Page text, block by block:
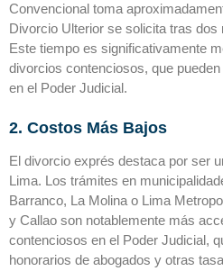
Convencional toma
Divorcio Ulterior se solicita tras
Este tiempo es significativamente
divorcios contenciosos, que
en el Poder Judicial.
2. Costos Más Bajos
El divorcio exprés destaca por ser
Lima. Los trámites en
Barranco, La Molina o Lima
y Callao son notablemente más
contenciosos en el Poder Judicial,
honorarios de abogados y otras